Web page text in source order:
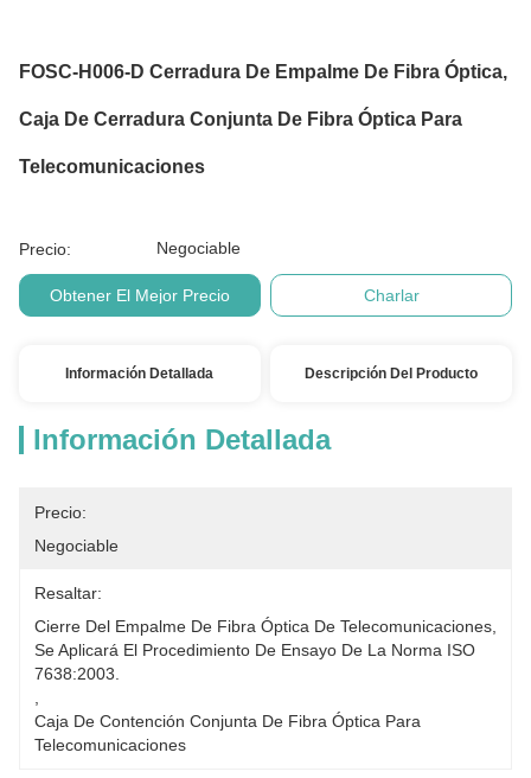
FOSC-H006-D Cerradura De Empalme De Fibra Óptica,
Caja De Cerradura Conjunta De Fibra Óptica Para
Telecomunicaciones
Precio: Negociable
Obtener El Mejor Precio Charlar
Información Detallada Descripción Del Producto
Información Detallada
Precio:
Negociable
Resaltar:
Cierre Del Empalme De Fibra Óptica De Telecomunicaciones
Se Aplicará El Procedimiento De Ensayo De La Norma ISO
7638:2003.
Caja De Contención Conjunta De Fibra Óptica Para
Telecomunicaciones